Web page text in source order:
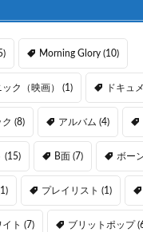
Morning Glory (10)
ク（映画） (1) ドキュ
(8) アルバム (4)
(15) B面 (7) ボー
プレイリスト (1)
ト (7) ブリットポップ